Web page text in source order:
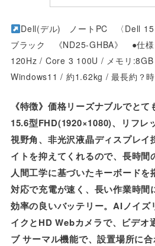
Dell(デル) ノートPC 〈Dell
ブラック 《ND25-GHBA》 ●仕
120Hz / Core 3 100U / メモリ
Windows11 / 約1.62kg / 最長約？時
《特徴》価格リーズナブルでとて
15.6型FHD(1920×1080)、リフレ
視野角、非光沢液晶ディスプレイ
イトを抑えてくれるので、長時間
人間工学に基づいたキーボード
対応で充電が速く、長い作業時間
効率の良いバッテリー。AIノイズ
イクとHD Webカメラで、ビデオ
ブ サーマル機能で、設置場所に合